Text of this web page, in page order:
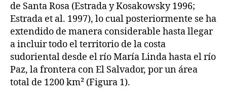
de Santa Rosa (Estrada y Kosakowsky 1996;
Estrada et al. 1997), lo cual posteriormente se ha
extendido de manera considerable hasta llegar
a incluir todo el territorio de la costa
sudoriental desde el río María Linda hasta el río
Paz, la frontera con El Salvador, por un área
total de 1200 km² (Figura 1).